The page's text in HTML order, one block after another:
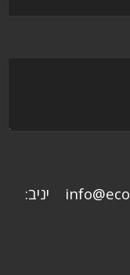
נשמח לשמוע ממך! info@ecodome.co.il יניב: